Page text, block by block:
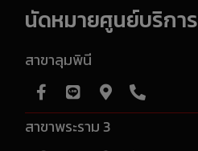
นัดหมายศูนย์บริการ
สาขาลุมพินี
สาขาพระราม 3